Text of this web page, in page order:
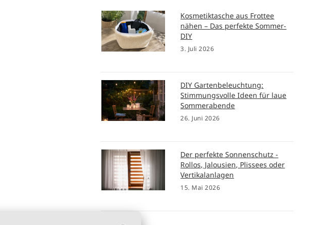
Kosmetiktasche aus Frottee
nähen – Das perfekte Sommer-
DIY
3. Juli 2026
DIY Gartenbeleuchtung:
Stimmungsvolle Ideen für laue
Sommerabende
26. Juni 2026
Der perfekte Sonnenschutz -
Rollos, Jalousien, Plissees oder
Vertikalanlagen
15. Mai 2026